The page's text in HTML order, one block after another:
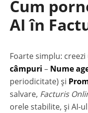
Cum
AI în
Foarte simplu:
câmpuri – Nume
periodicitate) și
salvare, Facturis
orele stabilite, și AI-